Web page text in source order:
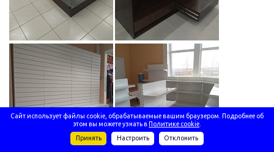
Сайт использует файлы cookie, обрабатываемые вашим браузером. Подробнее об
этом вы можете узнать вПолитике cookie
Принять
Настроить Отклонить